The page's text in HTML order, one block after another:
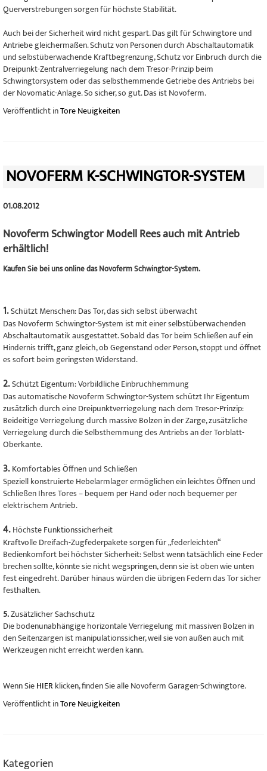
Querverstrebungen sorgen für höchste Stabilität.
Auch bei der Sicherheit wird nicht gespart. Das gilt für Schwingtore und
Antriebe gleichermaßen. Schutz von Personen durch Abschaltautomatik
und selbstüberwachende Kraftbegrenzung, Schutz vor Einbruch durch die
Dreipunkt-Zentralverriegelung nach dem Tresor-Prinzip beim
Schwingtorsystem oder das selbsthemmende Getriebe des Antriebs bei
der Novomatic-Anlage. So sicher, so gut. Das ist Novoferm.
Veröffentlicht inTore Neuigkeiten
NOVOFERM K-SCHWINGTOR-SYSTEM
01.08.2012
Novoferm Schwingtor Modell Rees auch mit Antrieb
erhältlich!
Kaufen Sie bei uns online das Novoferm Schwingtor-System.
1.Schützt Menschen: Das Tor, das sich selbst überwacht
Das Novoferm Schwingtor-System ist mit einer selbstüberwachenden
Abschaltautomatik ausgestattet. Sobald das Tor beim Schließen auf ein
Hindernis trifft, ganz gleich, ob Gegenstand oder Person, stoppt und öffnet
es sofort beim geringsten Widerstand.
2.Schützt Eigentum: Vorbildliche Einbruchhemmung
Das automatische Novoferm Schwingtor-System schützt Ihr Eigentum
zusätzlich durch eine Dreipunktverriegelung nach dem Tresor-Prinzip:
Beideitige Verriegelung durch massive Bolzen in der Zarge, zusätzliche
Verriegelung durch die Selbsthemmung des Antriebs an der Torblatt-
Oberkante.
3. Komfortables Öffnen und Schließen
Speziell konstruierte Hebelarmlager ermöglichen ein leichtes Öffnen und
Schließen Ihres Tores – bequem per Hand oder noch bequemer per
elektrischem Antrieb.
4. Höchste Funktionssicherheit
Kraftvolle Dreifach-Zugfederpakete sorgen für „federleichten“
Bedienkomfort bei höchster Sicherheit: Selbst wenn tatsächlich eine Feder
brechen sollte, könnte sie nicht wegspringen, denn sie ist oben wie unten
fest eingedreht. Darüber hinaus würden die übrigen Federn das Tor sicher
festhalten.
5.Zusätzlicher Sachschutz
Die bodenunabhängige horizontale Verriegelung mit massiven Bolzen in
den Seitenzargen ist manipulationssicher, weil sie von außen auch mit
Werkzeugen nicht erreicht werden kann.
Wenn SieHIER klicken, finden Sie alle Novoferm Garagen-Schwingtore.
Veröffentlicht inTore Neuigkeiten
Kategorien